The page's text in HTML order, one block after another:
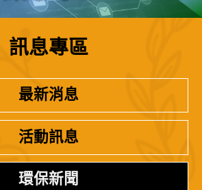
訊息專區
最新消息
活動訊息
環保新聞